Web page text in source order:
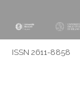
ISSN 2611-8858